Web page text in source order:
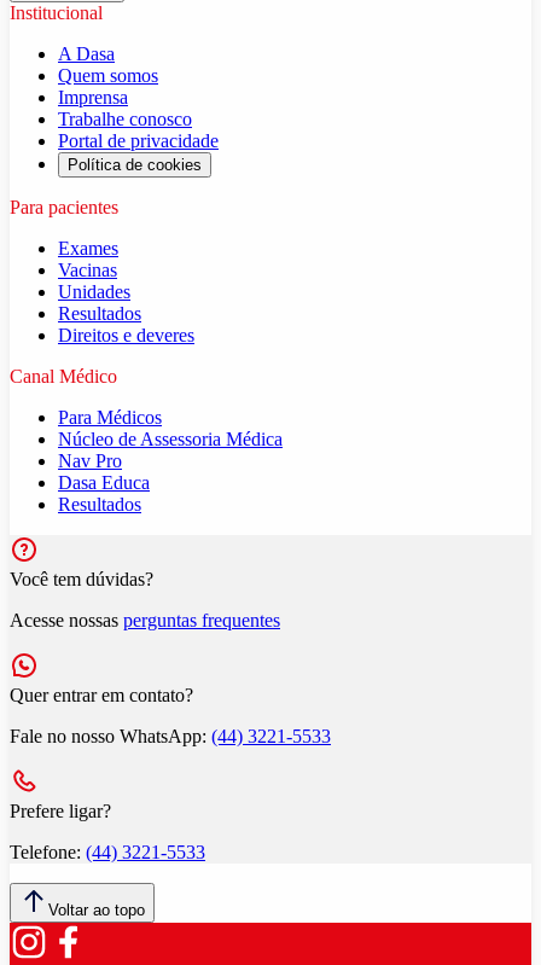
Institucional
A Dasa
Quem somos
Imprensa
Trabalhe conosco
Portal de privacidade
Política de cookies
Para pacientes
Exames
Vacinas
Unidades
Resultados
Direitos e deveres
Canal Médico
Para Médicos
Núcleo de Assessoria Médica
Nav Pro
Dasa Educa
Resultados
Você tem dúvidas?
Acesse nossas perguntas frequentes
Quer entrar em contato?
Fale no nosso WhatsApp: (44) 3221-5533
Prefere ligar?
Telefone: (44) 3221-5533
Voltar ao topo